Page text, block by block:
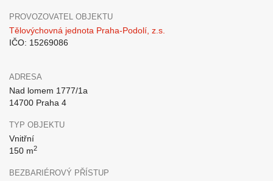
PROVOZOVATEL OBJEKTU
Tělovýchovná jednota Praha-Podolí, z.s.
IČO: 15269086
ADRESA
Nad lomem 1777/1a
14700 Praha 4
TYP OBJEKTU
Vnitřní
150 m2
BEZBARIÉROVÝ PŘÍSTUP